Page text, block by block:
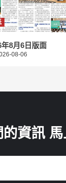
年8月6日版面
08-06
資訊 馬